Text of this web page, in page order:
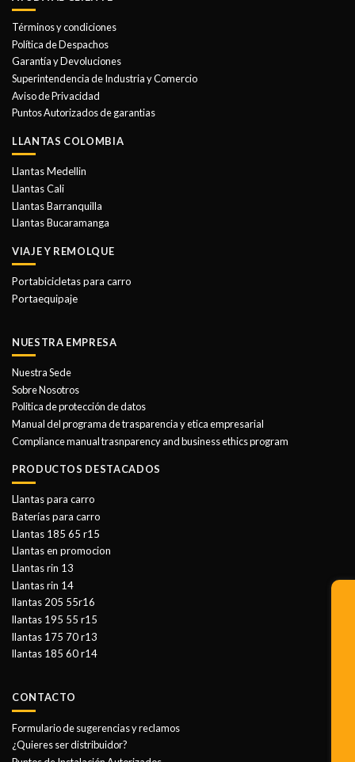
Términos y condiciones
Política de Despachos
Garantía y Devoluciones
Superintendencia de Industria y Comercio
Aviso de Privacidad
Puntos Autorizados de garantias
LLANTAS COLOMBIA
Llantas Medellin
Llantas Cali
Llantas Barranquilla
Llantas Bucaramanga
VIAJE Y REMOLQUE
Portabicicletas para carro
Portaequipaje
NUESTRA EMPRESA
Nuestra Sede
Sobre Nosotros
Politica de protección de datos
Manual del programa de trasparencia y etica empresarial
Compliance manual trasnparency and business ethics program
PRODUCTOS DESTACADOS
Llantas para carro
Baterías para carro
Llantas 185 65 r15
Llantas en promocion
Llantas rin 13
Llantas rin 14
llantas 205 55r16
llantas 195 55 r15
llantas 175 70 r13
llantas 185 60 r14
CONTACTO
Formulario de sugerencias y reclamos
¿Quieres ser distribuidor?